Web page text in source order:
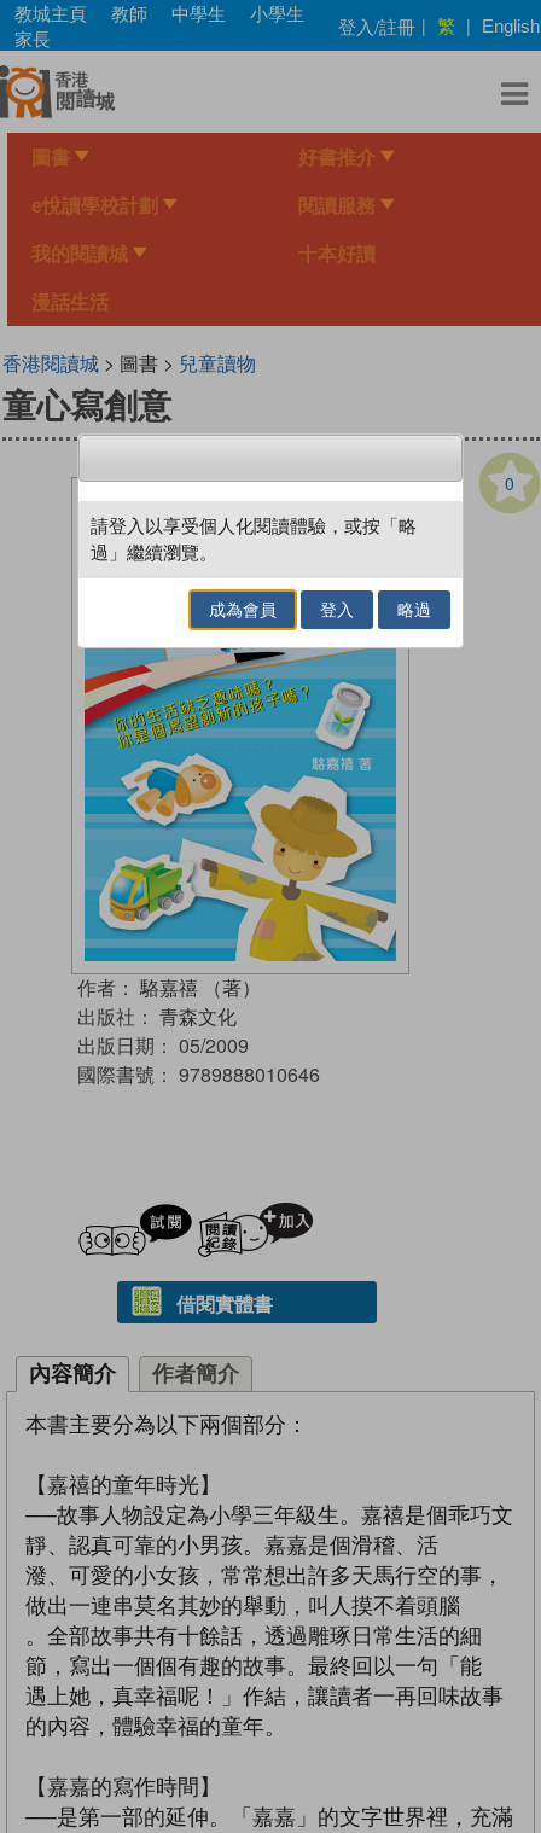
Skip
main
content
教城主頁 教師 中學生
小學生
家長
登入/註冊 | 繁 | English
圖書 好書推介
e悅讀學校計劃 閱讀服務
我的閱讀城 十本好讀
漫話生活
香港閱讀城> 圖書 > 兒童讀物
童心寫創意
0
作者： 駱嘉禧 （著）
出版社： 青森文化
出版日期： 05/2009
國際書號： 9789888010646
試閲
借閱實體書
內容簡介 作者簡介
本書主要分為以下兩個部分：
【嘉禧的童年時光】
──故事人物設定為小學三年級生。嘉禧是個乖巧文
靜、認真可靠的小男孩。嘉嘉是個滑稽、活
潑、可愛的小女孩，常常想出許多天馬行空的事，
做出一連串莫名其妙的舉動，叫人摸不着頭腦
。全部故事共有十餘話，透過雕琢日常生活的細
節，寫出一個個有趣的故事。最終回以一句「能
遇上她，真幸福呢！」作結，讓讀者一再回味故事
的內容，體驗幸福的童年。
【嘉嘉的寫作時間】
──是第一部的延伸。「嘉嘉」的文字世界裡，充滿
請登入以享受個人化閱讀體驗，或按「略
過」繼續瀏覽。
成為會員 登入 略過